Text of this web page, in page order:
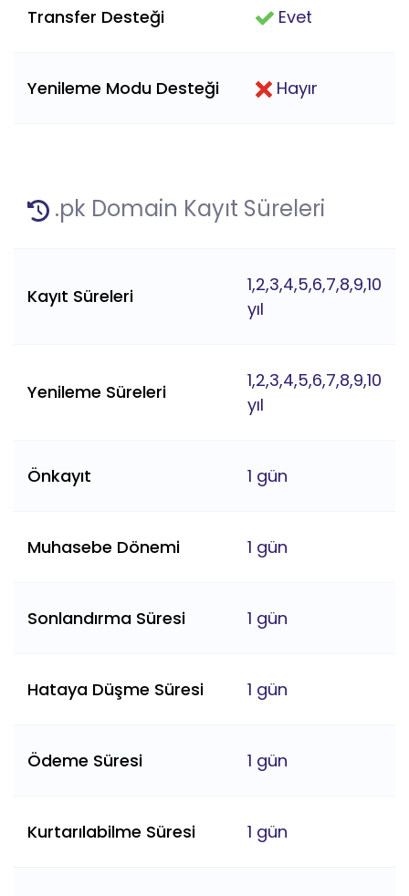
Transfer Desteği Evet
Yenileme Modu Desteği Hayır
.pk Domain Kayıt Süreleri
Kayıt Süreleri
1,2,3,4,5,6,7,8,9,10
yıl
Yenileme Süreleri
1,2,3,4,5,6,7,8,9,10
yıl
Önkayıt 1 gün
Muhasebe Dönemi 1 gün
Sonlandırma Süresi 1 gün
Hataya Düşme Süresi 1 gün
Ödeme Süresi 1 gün
Kurtarılabilme Süresi 1 gün